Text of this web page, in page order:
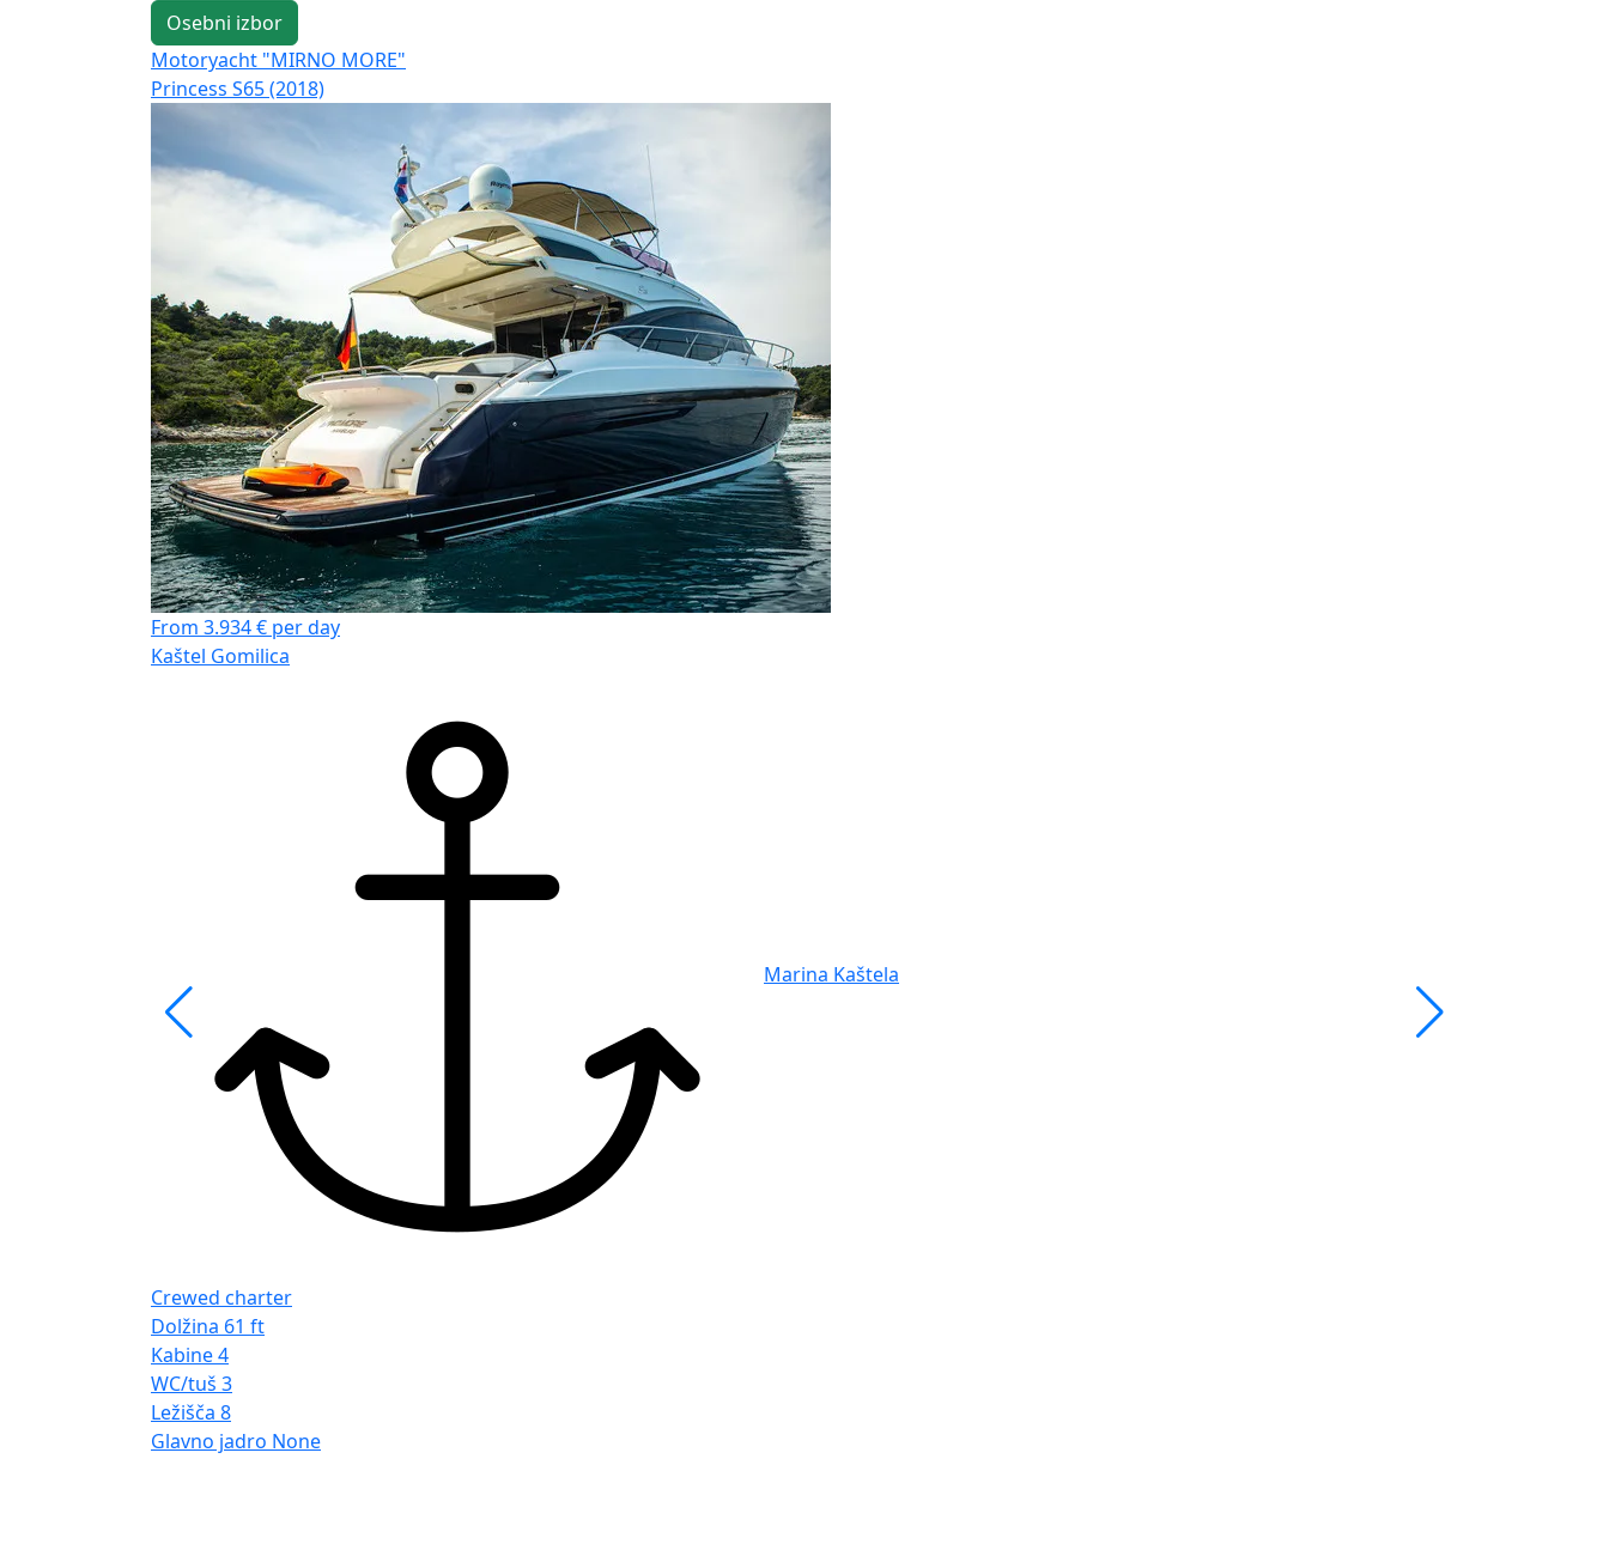
Osebni izbor
Motoryacht "MIRNO MORE"
Princess S65 (2018)
From 3.934 € per day
Kaštel Gomilica
Marina Kaštela
Crewed charter
Dolžina 61 ft
Kabine4
WC/tuš 3
Ležišča 8
Glavno jadro None